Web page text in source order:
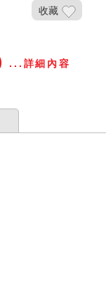
收藏
...詳細內容